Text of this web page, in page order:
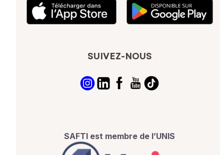
SUIVEZ-NOUS
SAFTI est membre de l’UNIS